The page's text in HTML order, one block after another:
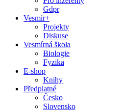
Gdpr
Vesmír+
Projekty
Diskuse
Vesmírná škola
Biologie
Fyzika
E-shop
Knihy
Předplatné
Česko
Slovensko